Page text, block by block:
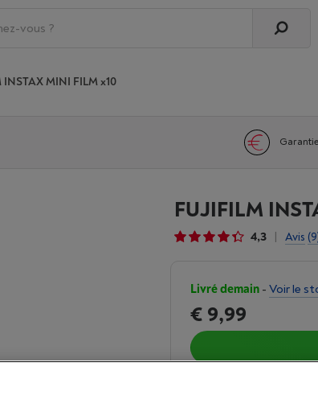
INSTAX MINI FILM x10
FUJIFILM
4,3 | Avis
Livré demain - Voir le
€ 9,99